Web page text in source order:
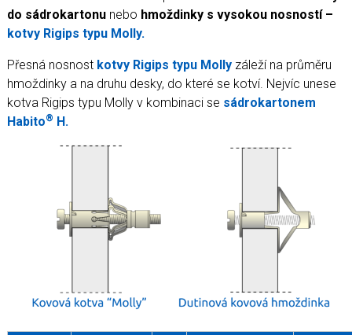
do sádrokartonu nebo hmoždinky s vysokou nosností –
kotvy Rigips typu Molly.
Přesná nosnost kotvy Rigips typu Molly záleží na průměru
hmoždinky a na druhu desky, do které se kotví. Nejvíc unese
kotva Rigips typu Molly v kombinaci se sádrokartonem
Habito® H.